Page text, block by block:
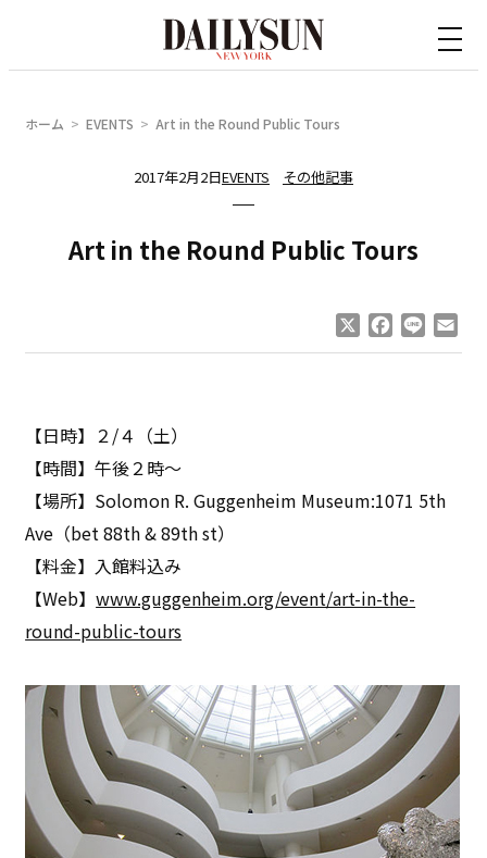
ホーム EVENTS Art in the Round Public Tours
2017年2月2日EVENTS その他記事
Art in the Round Public Tours
Facebook
Line
【日時】２/４（土）
【時間】午後２時〜
【場所】Solomon R. Guggenheim Museum:1071 5th
Ave（bet 88th & 89th st）
【料金】入館料込み
【Web】www.guggenheim.org/event/art-in-the-
round-public-tours